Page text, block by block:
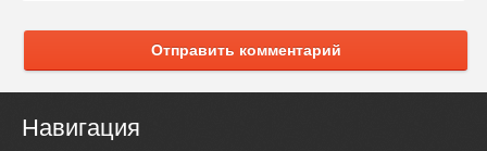
Отправить комментарий
Навигация